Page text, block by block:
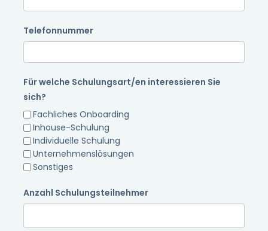
Telefonnummer
Für welche Schulungsart/en interessieren Sie
sich?
Fachliches Onboarding
Inhouse-Schulung
Individuelle Schulung
Unternehmenslösungen
Sonstiges
Anzahl Schulungsteilnehmer